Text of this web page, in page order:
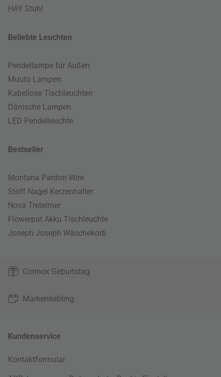
HAY Stuhl
Beliebte Leuchten
Pendellampe für Außen
Muuto Lampen
Kabellose Tischleuchten
Dänische Lampen
LED Pendelleuchte
Bestseller
Montana Panton Wire
Stoff Nagel Kerzenhalter
Nova Treteimer
Flowerpot Akku Tischleuchte
Joseph Joseph Wäschekorb
Connox Geburtstag
Markenliebling
Kundenservice
Kontaktformular